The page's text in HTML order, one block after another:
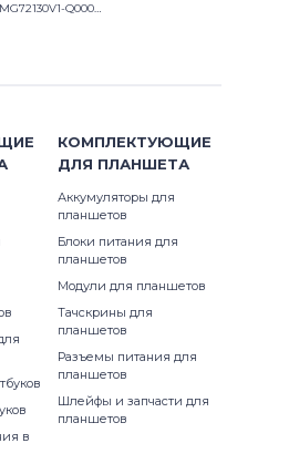
MG72130V1-Q000-T99
в
КОМПЛЕКТУЮЩИЕ
ДЛЯ ПЛАНШЕТА
Аккумуляторы для
планшетов
Блоки питания для
планшетов
Модули для планшетов
Тачскрины для
планшетов
Разъемы питания для
планшетов
Шлейфы и запчасти для
планшетов